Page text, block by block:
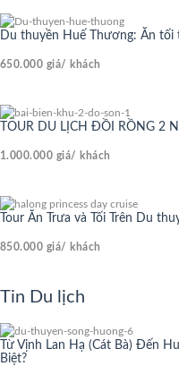
Du thuyền Huế Thương: Ăn tối
650.000 giá/ khách
TOUR DU LỊCH ĐỒI RỒNG 2
1.000.000 giá/ khách
Tour Ăn Trưa và Tối Trên Du
850.000 giá/ khách
Tin Du lịch
Từ Vịnh Lan Hạ (Cát Bà) Đến
Biệt?